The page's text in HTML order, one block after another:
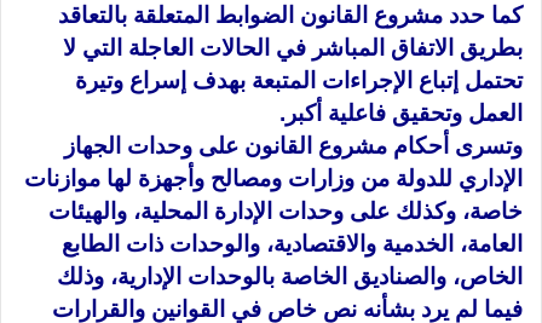
كما حدد مشروع القانون الضوابط المتعلقة بالتعاقد
بطريق الاتفاق المباشر في الحالات العاجلة التي لا
تحتمل إتباع الإجراءات المتبعة بهدف إسراع وتيرة
العمل وتحقيق فاعلية أكبر.
وتسرى أحكام مشروع القانون على وحدات الجهاز
الإداري للدولة من وزارات ومصالح وأجهزة لها موازنات
خاصة، وكذلك على وحدات الإدارة المحلية، والهيئات
العامة، الخدمية والاقتصادية، والوحدات ذات الطابع
الخاص، والصناديق الخاصة بالوحدات الإدارية، وذلك
فيما لم يرد بشأنه نص خاص في القوانين والقرارات